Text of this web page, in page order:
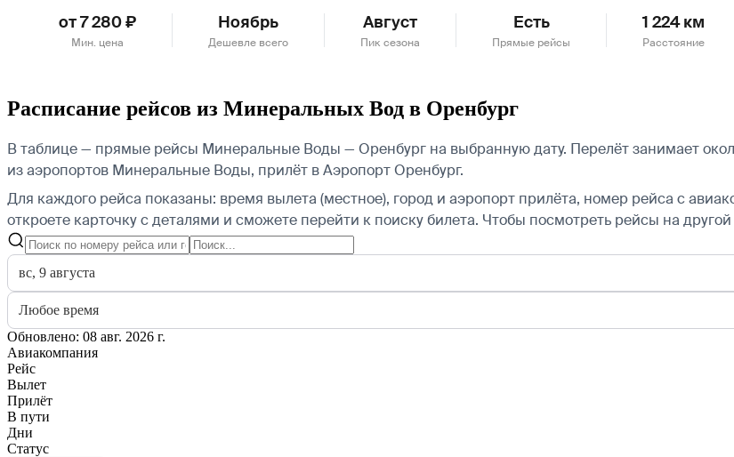
от 7 280 ₽
Мин. цена
Ноябрь
Дешевле всего
Август
Пик сезона
Есть
Прямые рейсы
1 224 км
Расстояние
Расписание рейсов из Минеральных Вод в Оренбург
В таблице — прямые рейсы Минеральные Воды — Оренбург на выбранную дату. Перелёт занимает
из аэропортов Минеральные Воды, прилёт в Аэропорт Оренбург.
Для каждого рейса показаны: время вылета (местное), город и аэропорт прилёта, номер рейса с
откроете карточку с деталями и сможете перейти к поиску билета. Чтобы посмотреть рейсы на
вс, 9 августа
Любое время
Обновлено: 08 авг. 2026 г.
Авиакомпания
Рейс
Вылет
Прилёт
В пути
Дни
Статус